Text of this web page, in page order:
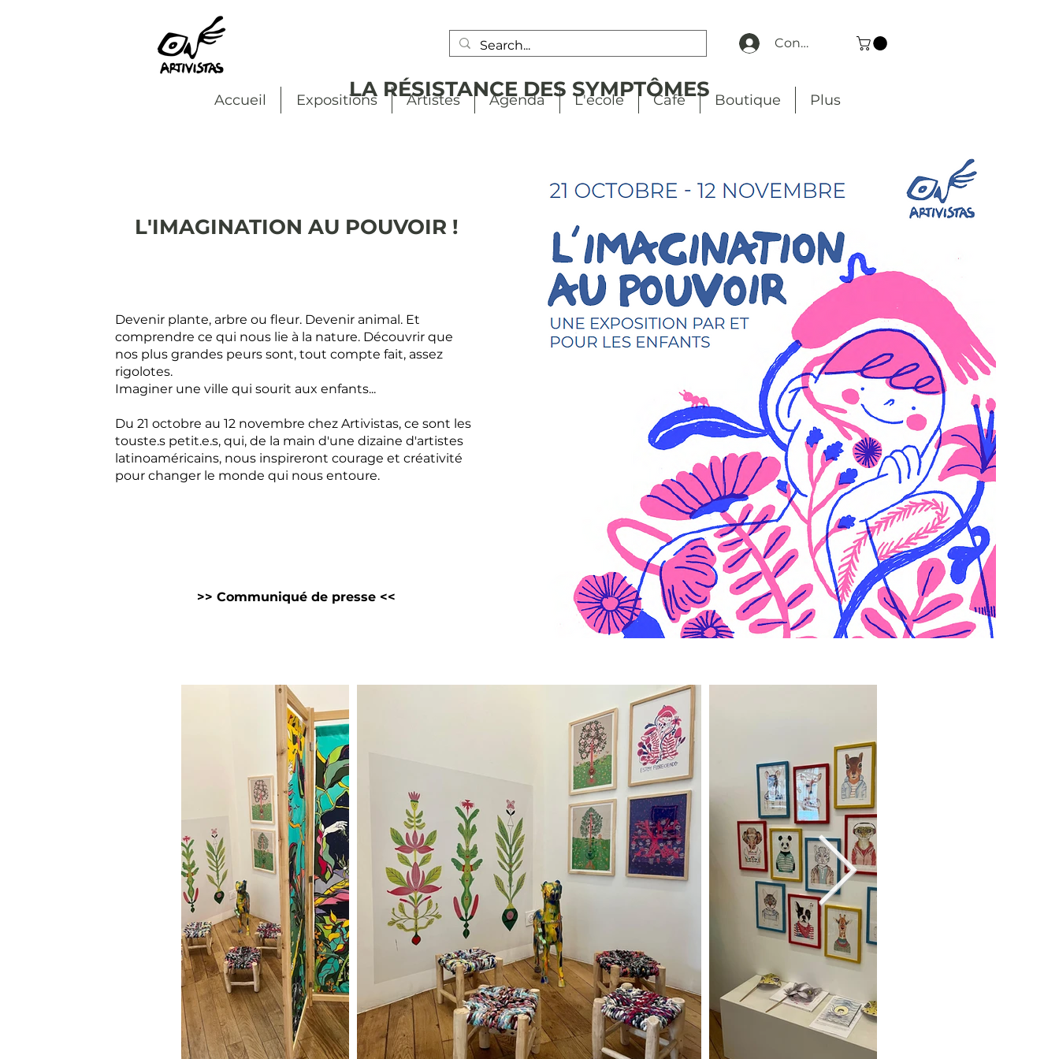
Connexion
Accueil Expositions Artistes Agenda L'école Café Boutique Plus
LA RÉSISTANCE DES SYMPTÔMES
L'IMAGINATION AU POUVOIR !
Devenir plante, arbre ou fleur. Devenir animal. Et
comprendre ce qui nous lie à la nature. Découvrir que
nos plus grandes peurs sont, tout compte fait, assez
rigolotes.
Imaginer une ville qui sourit aux enfants...
Du 21 octobre au 12 novembre chez Artivistas, ce sont les
touste.s petit.e.s, qui, de la main d'une dizaine d'artistes
latinoaméricains, nous inspireront courage et créativité
pour changer le monde qui nous entoure.
>> Communiqué de presse <<